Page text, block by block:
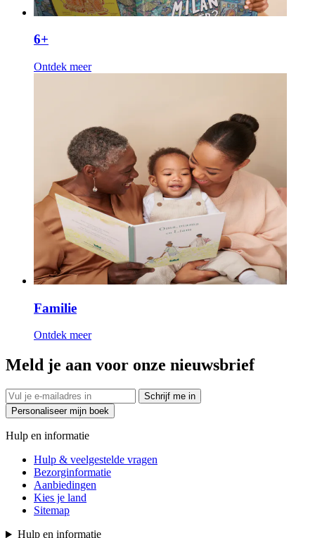
6+
Ontdek meer
Familie
Ontdek meer
Meld je aan voor onze nieuwsbrief
Schrijf me in
Personaliseer mijn boek
Hulp en informatie
Hulp & veelgestelde vragen
Bezorginformatie
Aanbiedingen
Kies je land
Sitemap
Hulp en informatie